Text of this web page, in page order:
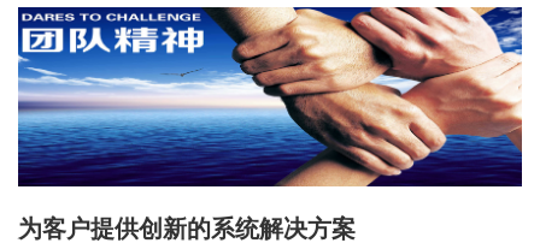
为客户提供创新的系统解决方案